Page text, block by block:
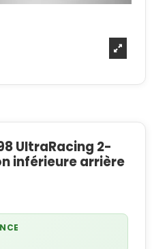
UltraRacing 2-
inférieure arrière